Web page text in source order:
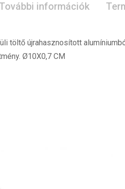
információk
töltő újrahasznosított
Ø10X0,7 CM